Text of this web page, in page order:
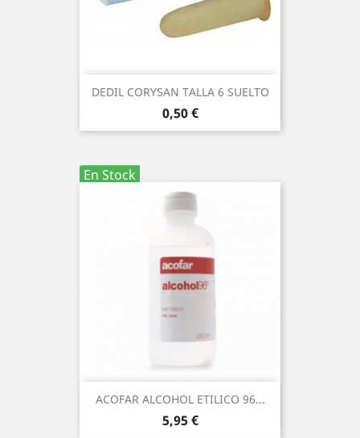
DEDIL CORYSAN TALLA 6 SUELTO
Precio
0,50 €
En Stock
ACOFAR ALCOHOL ETILICO 96...
Precio
5,95 €